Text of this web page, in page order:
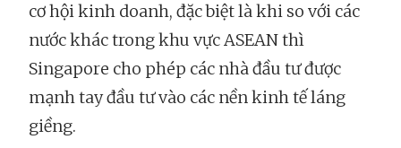
cơ hội kinh doanh, đặc biệt là khi so với các
nước khác trong khu vực ASEAN thì
Singapore cho phép các nhà đầu tư được
mạnh tay đầu tư vào các nền kinh tế láng
giềng.